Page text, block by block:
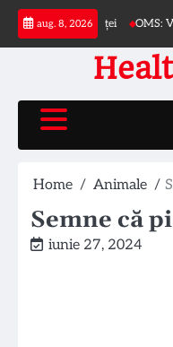
Skip
content
aug. 8, 2026
incontinenței OMS:
Home Animale
Semne că
iunie 27, 2024